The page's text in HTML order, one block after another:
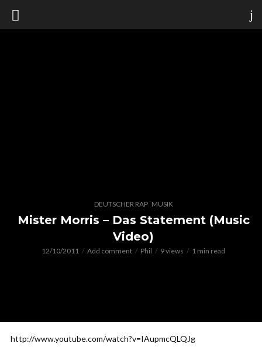
DEUTSCHER RAP, MUSIK
Mister Morris – Das Statement (Music
Video)
12/10/2011 Add comment Phil 9 views 1 min read
http://www.youtube.com/watch?v=IAupmcQLQJg